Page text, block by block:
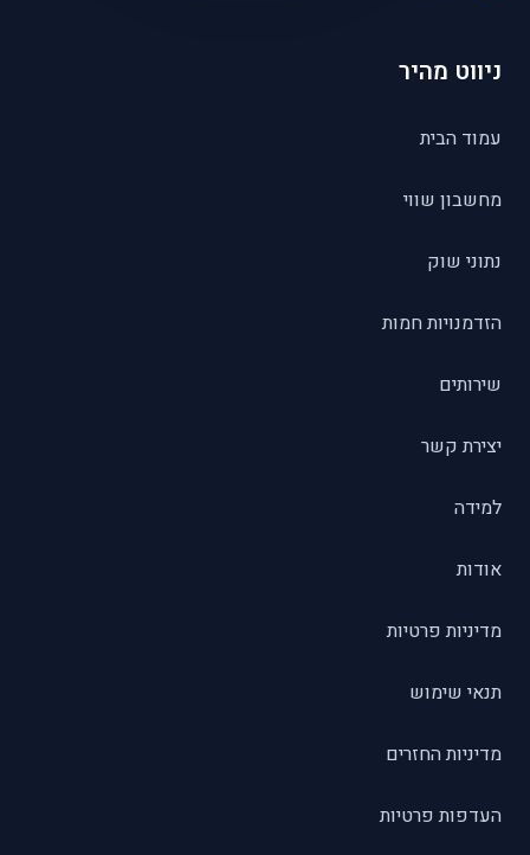
ניווט מהיר
עמוד הבית
מחשבון שווי
נתוני שוק
הזדמנויות חמות
שירותים
יצירת קשר
למידה
אודות
מדיניות פרטיות
תנאי שימוש
מדיניות החזרים
העדפות פרטיות